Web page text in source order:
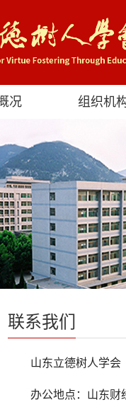
况 组织机
联系我们
山东立德树人学会
办公地点： 山东财